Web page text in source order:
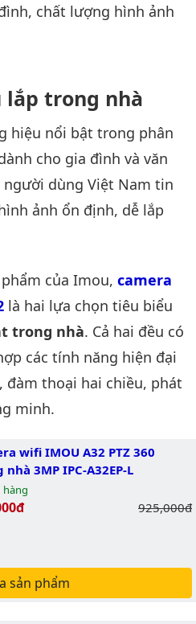
chất lượng hình ảnh
lắp trong nhà
hiệu nổi bật trong phân
cho gia đình và văn
dùng Việt Nam tin
ảnh ổn định, dễ lắp
của Imou, camera
là hai lựa chọn tiêu biểu
trong nhà. Cả hai đều có
các tính năng hiện đại
đàm thoại hai chiều, phát
minh.
wifi IMOU A32 PTZ 360
nhà 3MP IPC-A32EP-L
hàng
Giá gốc:
925,000đ
sản phẩm